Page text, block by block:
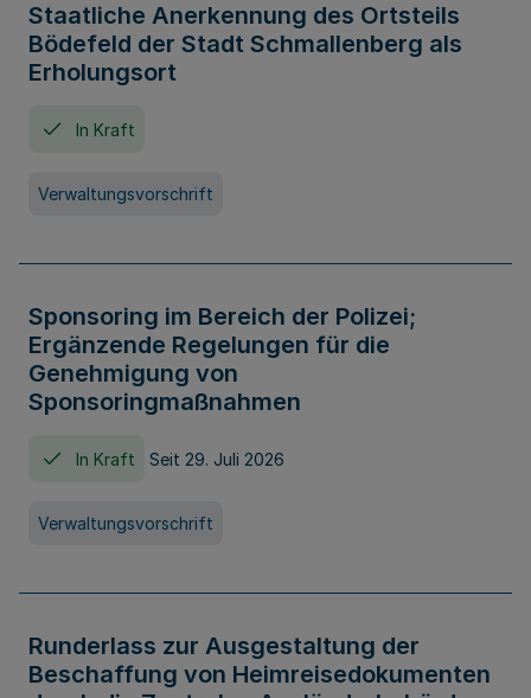
Staatliche Anerkennung des Ortsteils
Bödefeld der Stadt Schmallenberg als
Erholungsort
In Kraft
Verwaltungsvorschrift
Sponsoring im Bereich der Polizei;
Ergänzende Regelungen für die
Genehmigung von
Sponsoringmaßnahmen
In Kraft Seit 29. Juli 2026
Verwaltungsvorschrift
Runderlass zur Ausgestaltung der
Beschaffung von Heimreisedokumenten